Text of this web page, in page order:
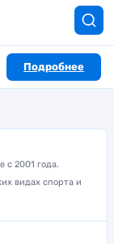
Подробнее
с 2001 года.
видах спорта и